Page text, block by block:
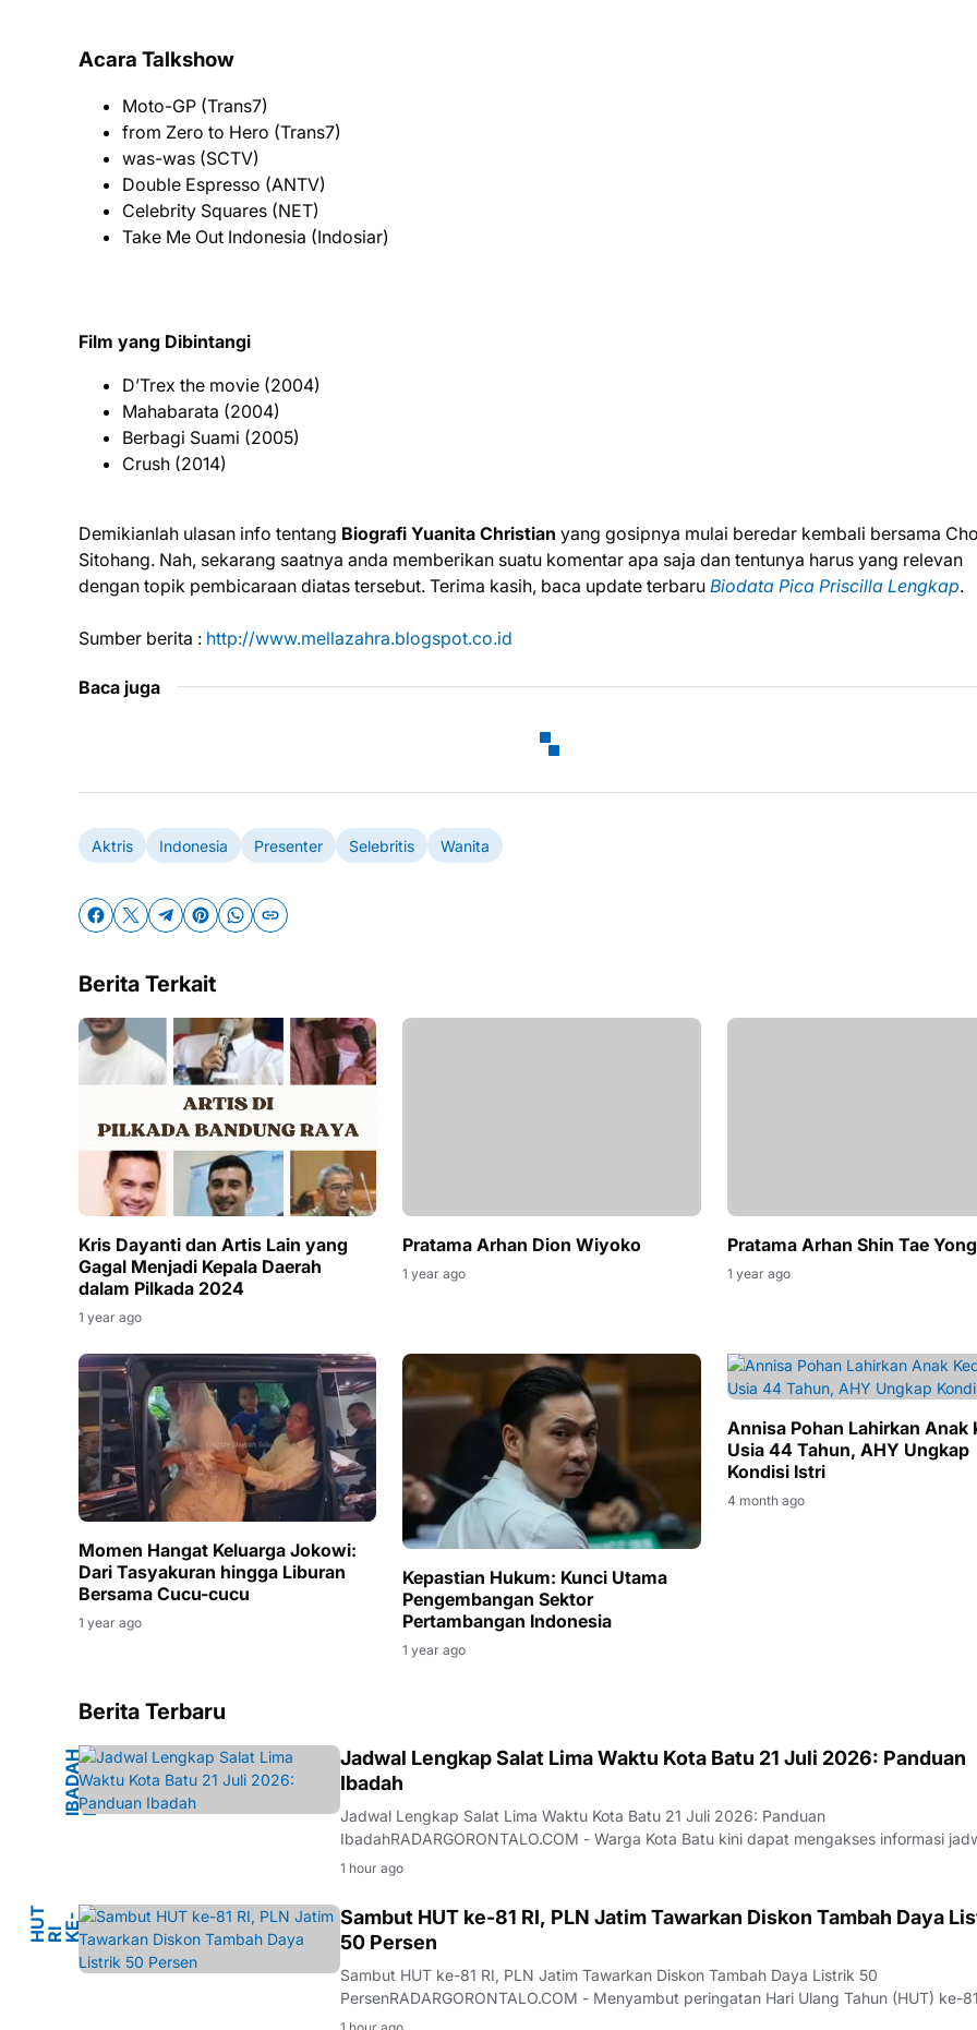
Acara Talkshow
Moto-GP (Trans7)
from Zero to Hero (Trans7)
was-was (SCTV)
Double Espresso (ANTV)
Celebrity Squares (NET)
Take Me Out Indonesia (Indosiar)
Film yang Dibintangi
D’Trex the movie (2004)
Mahabarata (2004)
Berbagi Suami (2005)
Crush (2014)
Demikianlah ulasan info tentang Biografi Yuanita Christian yang gosipnya mulai beredar kembali bersama
Sitohang. Nah, sekarang saatnya anda memberikan suatu komentar apa saja dan tentunya harus yang relevan
dengan topik pembicaraan diatas tersebut. Terima kasih, baca update terbaru Biodata Pica Priscilla Lengkap.
Sumber berita : http://www.mellazahra.blogspot.co.id
Baca juga
Aktris Indonesia Presenter Selebritis Wanita
Berita Terkait
Kris Dayanti dan Artis Lain yang
Gagal Menjadi Kepala Daerah
dalam Pilkada 2024
1 year ago
Pratama Arhan Dion Wiyoko
1 year ago
Pratama Arhan Shin Tae Yong
1 year ago
Momen Hangat Keluarga Jokowi:
Dari Tasyakuran hingga Liburan
Bersama Cucu-cucu
1 year ago
Kepastian Hukum: Kunci Utama
Pengembangan Sektor
Pertambangan Indonesia
1 year ago
Annisa Pohan Lahirkan Anak
Usia 44 Tahun, AHY Ungkap
Kondisi Istri
4 month ago
Berita Terbaru
I
B
A
D
A
H
M
U
S
L
IM
Jadwal Lengkap Salat Lima Waktu Kota Batu 21 Juli 2026: Panduan
Ibadah
Jadwal Lengkap Salat Lima Waktu Kota Batu 21 Juli 2026: Panduan
IbadahRADARGORONTALO.COM - Warga Kota Batu kini dapat mengakses informasi
lengkap salat lima waktu untuk tanggal 21 Juli 2026. Data ini dirilis sebagai acuan
1 hour ago
H
U
T
R I
K
E -
8 1
Sambut HUT ke-81 RI, PLN Jatim Tawarkan Diskon Tambah Daya
50 Persen
Sambut HUT ke-81 RI, PLN Jatim Tawarkan Diskon Tambah Daya Listrik 50
PersenRADARGORONTALO.COM - Menyambut peringatan Hari Ulang Tahun (HUT) ke-
Republik Indonesia, PT PLN (Persero) Unit Induk Distribusi (UID) Jawa Timur